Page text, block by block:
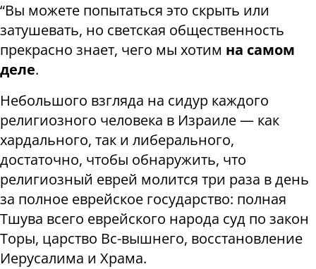
“Вы можете попытаться это скрыть или
затушевать, но светская общественность
прекрасно знает, чего мы хотим на самом
деле.
Небольшого взгляда на сидур каждого
религиозного человека в Израиле — как
хардального, так и либерального,
достаточно, чтобы обнаружить, что
религиозный еврей молится три раза в день
за полное еврейское государство: полная
Тшува всего еврейского народа суд по закон
Торы, царство Вс-вышнего, восстановление
Иерусалима и Храма.